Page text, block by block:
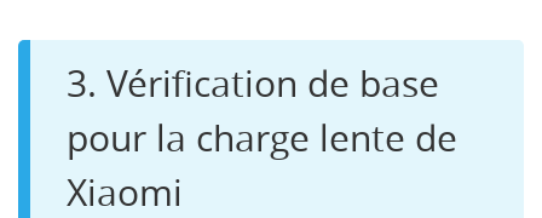
3. Vérification de base
pour la charge lente de
Xiaomi